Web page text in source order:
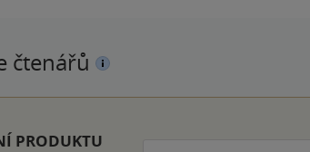
čtenářů
PRODUKTU